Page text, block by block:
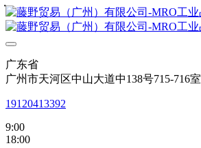
广东省
广州市天河区中山大道中138号715-716室
19120413392
9:00
18:00
・
・
・
・